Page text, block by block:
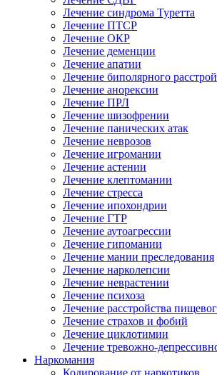
Лечение синдрома Туретта
Лечение ПТСР
Лечение ОКР
Лечение деменции
Лечение апатии
Лечение биполярного
Лечение анорексии
Лечение ПРЛ
Лечение шизофрении
Лечение панических атак
Лечение неврозов
Лечение игромании
Лечение астении
Лечение клептомании
Лечение стресса
Лечение ипохондрии
Лечение ГТР
Лечение аутоагрессии
Лечение гипомании
Лечение мании преследования
Лечение нарколепсии
Лечение неврастении
Лечение психоза
Лечение расстройства
Лечение страхов и фобий
Лечение циклотимии
Лечение тревожно-
Наркомания
Кодирование от наркотиков